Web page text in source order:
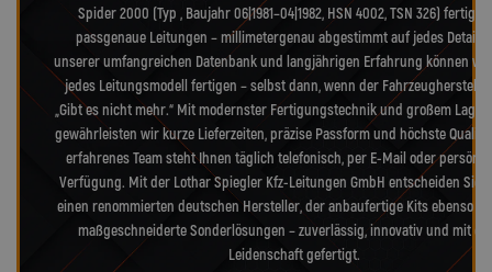
Spider 2000 (Typ , Baujahr 06|1981–04|1982, HSN 4002, TSN 326)
passgenaue Leitungen – millimetergenau abgestimmt auf jedes Detail.
unserer umfangreichen Datenbank und langjährigen Erfahrung können
jedes Leitungsmodell fertigen – selbst dann, wenn der
„Gibt es nicht mehr.“ Mit modernster Fertigungstechnik und großem
gewährleisten wir kurze Lieferzeiten, präzise Passform und höchste
erfahrenes Team steht Ihnen täglich telefonisch, per E-Mail oder
Verfügung. Mit der Lothar Spiegler Kfz-Leitungen GmbH entscheiden Sie
einen renommierten deutschen Hersteller, der anbaufertige Kits ebenso
maßgeschneiderte Sonderlösungen – zuverlässig, innovativ und mit
Leidenschaft gefertigt.